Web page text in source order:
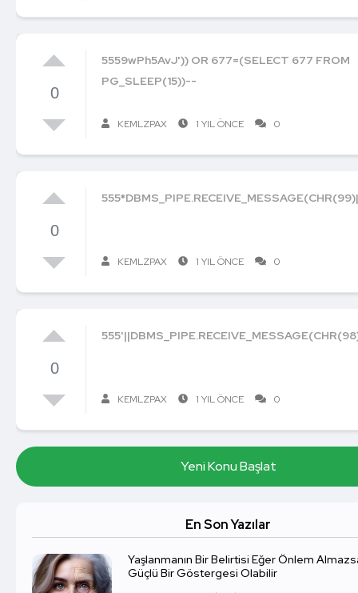
0
5559wPh5AvJ')) OR 677=(SELECT 677 FROM
PG_SLEEP(15))--
KEMLZPAX 1 YIL ÖNCE 0
0
KEMLZPAX 1 YIL ÖNCE 0
0
KEMLZPAX 1 YIL ÖNCE 0
Yeni Konu Başlat
En Son Yazılar
Yaşlanmanın Bir Belirtisi Eğer Önlem
Güçlü Bir Göstergesi Olabilir